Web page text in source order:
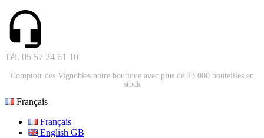
Tél. 05 57 24 61 10
Comptoir des Vignobles notre boutique avec plus de 23 000 bouteilles en
stock
Français
Français
English GB